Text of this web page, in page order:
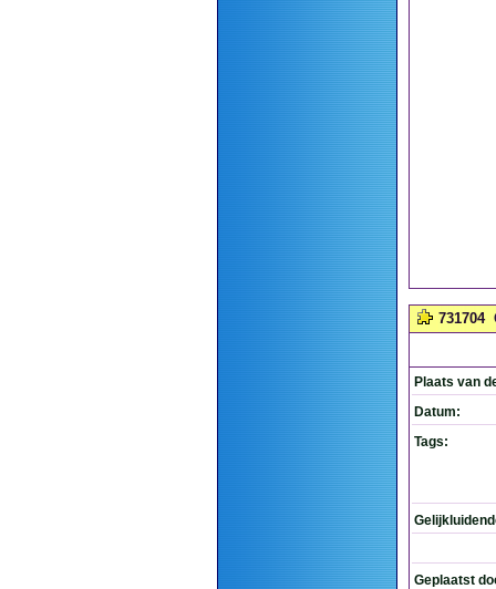
731704
Plaats van
Datum:
Tags:
Geplaatst